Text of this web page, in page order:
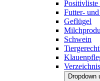
Futter-
Geflügel
Schwein
Dropdown